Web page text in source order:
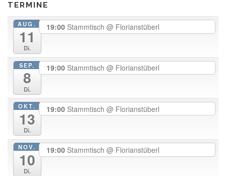
TERMINE
AUG.
11
Di.
19:00 Stammtisch @ Florianstüberl
SEP.
8
Di.
19:00 Stammtisch @ Florianstüberl
OKT.
13
Di.
19:00 Stammtisch @ Florianstüberl
NOV.
10
Di.
19:00 Stammtisch @ Florianstüberl